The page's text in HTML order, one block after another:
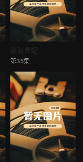
嚣张贵妃
嚣张贵妃
第35集